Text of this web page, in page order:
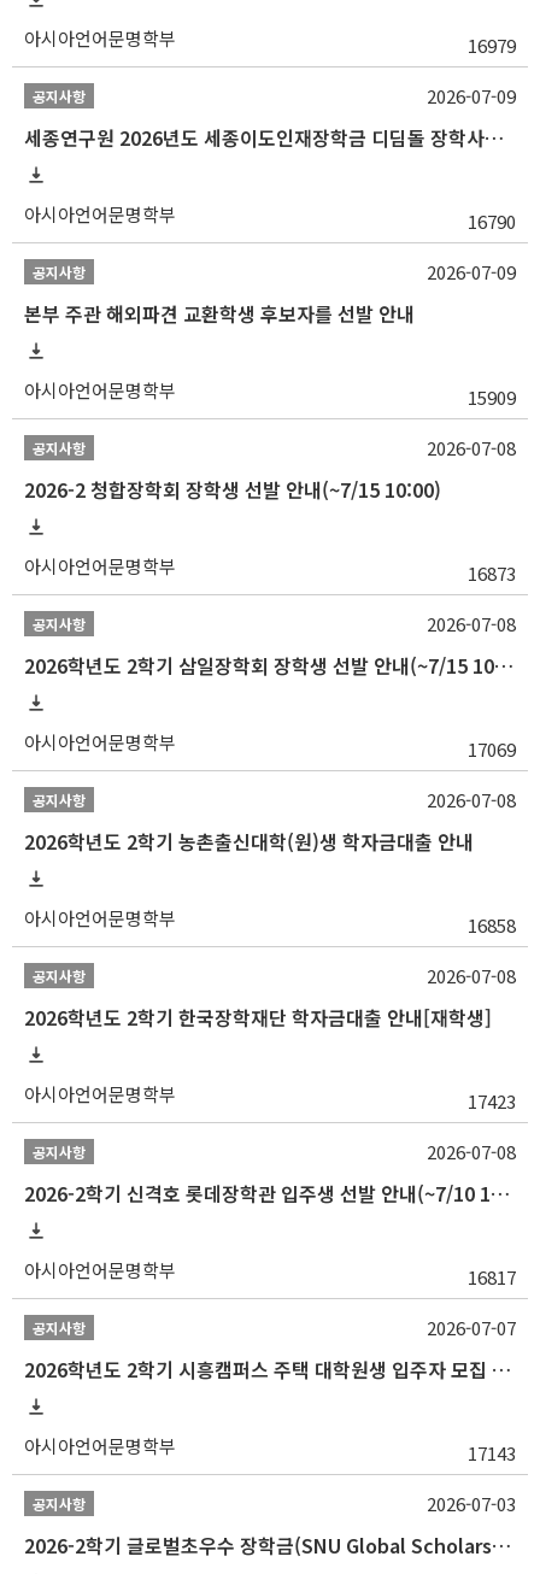
아시아언어문명학부 16979
공지사항
세종연구원 2026년도 세종이도인재장학금 디딤돌 장학사업 학자금대출 관련분야(원금상환, 이자지원) 신청 사업 안내
아시아언어문명학부 16790
2026-07-09
공지사항
본부 주관 해외파견 교환학생 후보자를 선발 안내
아시아언어문명학부 15909
2026-07-09
공지사항
2026-2 청합장학회 장학생 선발 안내(~7/15 10:00)
아시아언어문명학부 16873
2026-07-08
공지사항
2026학년도 2학기 삼일장학회 장학생 선발 안내(~7/15 10:00)
아시아언어문명학부 17069
2026-07-08
공지사항
2026학년도 2학기 농촌출신대학(원)생 학자금대출 안내
아시아언어문명학부 16858
2026-07-08
공지사항
2026학년도 2학기 한국장학재단 학자금대출 안내[재학생]
아시아언어문명학부 17423
2026-07-08
공지사항
2026-2학기 신격호 롯데장학관 입주생 선발 안내(~7/10 10:00)
아시아언어문명학부 16817
2026-07-08
공지사항
2026학년도 2학기 시흥캠퍼스 주택 대학원생 입주자 모집 안내
아시아언어문명학부 17143
2026-07-07
공지사항
2026-2학기 글로벌초우수 장학금(SNU Global Scholarship, GS) 신청 안내(~7/12 23:00)
2026-07-03